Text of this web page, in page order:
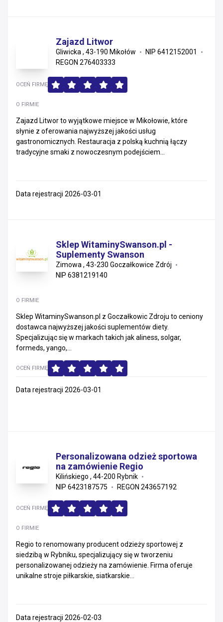
Zajazd Litwor
Gliwicka , 43-190 Mikołów
NIP 6412152001
REGON 276403333
O FIRMIE
Zajazd Litwor to wyjątkowe miejsce w Mikołowie, które
słynie z oferowania najwyższej jakości usług
gastronomicznych. Restauracja z polską kuchnią łączy
tradycyjne smaki z nowoczesnym podejściem...
OCEŃ FIRMĘ
Data rejestracji 2026-03-01
Sklep WitaminySwanson.pl -
Suplementy Swanson
Zimowa , 43-230 Goczałkowice Zdrój
NIP 6381219140
O FIRMIE
Sklep WitaminySwanson.pl z Goczałkowic Zdroju to ceniony
dostawca najwyższej jakości suplementów diety.
Specjalizując się w markach takich jak aliness, solgar,
formeds, yango,...
OCEŃ FIRMĘ
Data rejestracji 2026-03-01
Personalizowana odzież sportowa
na zamówienie Regio
Kilińskiego , 44-200 Rybnik
NIP 6423187575
REGON 243657192
O FIRMIE
Regio to renomowany producent odzieży sportowej z
siedzibą w Rybniku, specjalizujący się w tworzeniu
personalizowanej odzieży na zamówienie. Firma oferuje
unikalne stroje piłkarskie, siatkarskie...
OCEŃ FIRMĘ
Data rejestracji 2026-02-03